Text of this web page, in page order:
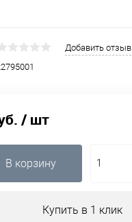
Добавить отзыв
/ шт
В корзину
Купить в 1 клик